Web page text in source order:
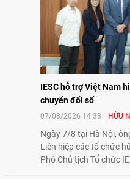
IESC hỗ trợ Việt Nam
chuyển đổi số
07/08/2026 14:33 HỮU
Ngày 7/8 tại Hà Nội,
Liên hiệp các tổ chức
Phó Chủ tịch Tổ chức